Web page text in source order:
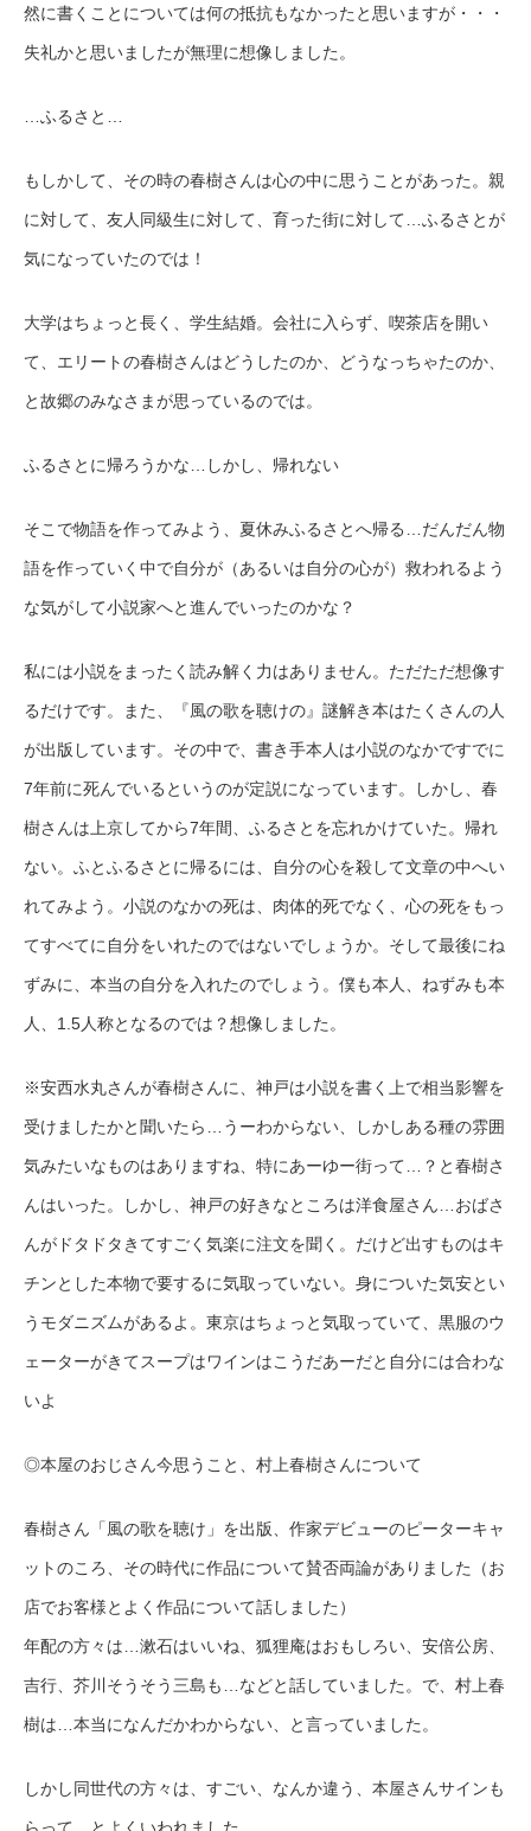
然に書くことについては何の抵抗もなかったと思いますが・・・
失礼かと思いましたが無理に想像しました。
…ふるさと…
もしかして、その時の春樹さんは心の中に思うことがあった。親
に対して、友人同級生に対して、育った街に対して…ふるさとが
気になっていたのでは！
大学はちょっと長く、学生結婚。会社に入らず、喫茶店を開い
て、エリートの春樹さんはどうしたのか、どうなっちゃたのか、
と故郷のみなさまが思っているのでは。
ふるさとに帰ろうかな…しかし、帰れない
そこで物語を作ってみよう、夏休みふるさとへ帰る…だんだん物
語を作っていく中で自分が（あるいは自分の心が）救われるよう
な気がして小説家へと進んでいったのかな？
私には小説をまったく読み解く力はありません。ただただ想像す
るだけです。また、『風の歌を聴けの』謎解き本はたくさんの人
が出版しています。その中で、書き手本人は小説のなかですでに
7年前に死んでいるというのが定説になっています。しかし、春
樹さんは上京してから7年間、ふるさとを忘れかけていた。帰れ
ない。ふとふるさとに帰るには、自分の心を殺して文章の中へい
れてみよう。小説のなかの死は、肉体的死でなく、心の死をもっ
てすべてに自分をいれたのではないでしょうか。そして最後にね
ずみに、本当の自分を入れたのでしょう。僕も本人、ねずみも本
人、1.5人称となるのでは？想像しました。
※安西水丸さんが春樹さんに、神戸は小説を書く上で相当影響を
受けましたかと聞いたら…うーわからない、しかしある種の雰囲
気みたいなものはありますね、特にあーゆー街って…？と春樹さ
んはいった。しかし、神戸の好きなところは洋食屋さん…おばさ
んがドタドタきてすごく気楽に注文を聞く。だけど出すものはキ
チンとした本物で要するに気取っていない。身についた気安とい
うモダニズムがあるよ。東京はちょっと気取っていて、黒服のウ
ェーターがきてスープはワインはこうだあーだと自分には合わな
いよ
◎本屋のおじさん今思うこと、村上春樹さんについて
春樹さん「風の歌を聴け」を出版、作家デビューのピーターキャ
ットのころ、その時代に作品について賛否両論がありました（お
店でお客様とよく作品について話しました）
年配の方々は…漱石はいいね、狐狸庵はおもしろい、安倍公房、
吉行、芥川そうそう三島も…などと話していました。で、村上春
樹は…本当になんだかわからない、と言っていました。
しかし同世代の方々は、すごい、なんか違う、本屋さんサインも
らって…とよくいわれました。